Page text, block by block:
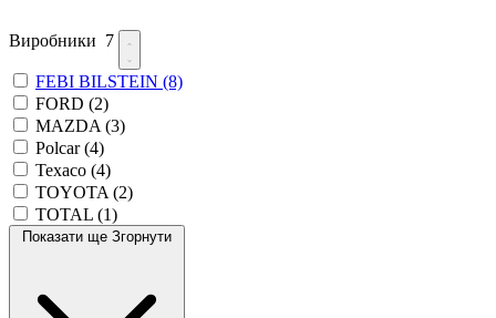
Виробники 7
FEBI BILSTEIN (8)
FORD (2)
MAZDA (3)
Polcar(4)
Texaco (4)
TOYOTA (2)
TOTAL (1)
Показати ще Згорнути